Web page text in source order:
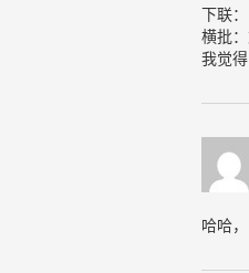
下联
横批
我觉
哈哈